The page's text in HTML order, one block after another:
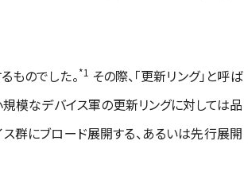
ものでした。*1 その際、「更新リング」と呼ば
模なデバイス軍の更新リングに対しては品
群にブロード展開する、あるいは先行展開